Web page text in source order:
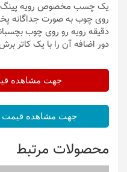
یک چسب مخصوص رویه پینگ
دقیقه رویه رو روی چوب
دور اضافه آن را با یک کاتر
جهت مشاهده
جهت مشاهده قیمت
محصولات مرتبط